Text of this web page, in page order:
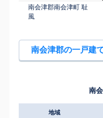
南会津郡南会津町 耻
風
南会津郡の一戸建
南
地域